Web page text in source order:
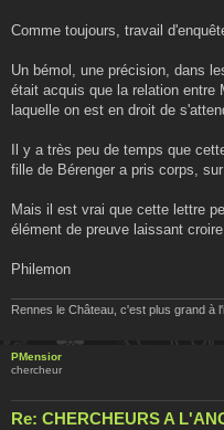
g
Comme toujours, travail
Un bémol, une précision, dans
était acquis que la relation entre
laquelle on est en droit de
Il y a très peu de temps que
fille de Bérenger a pris corps,
Mais il est vrai que cette lettre
élément de preuve laissant
Philemon
Rennes le Château, c'est plus grand à
PMensior
chercheur
Re: CHERCHEURS A